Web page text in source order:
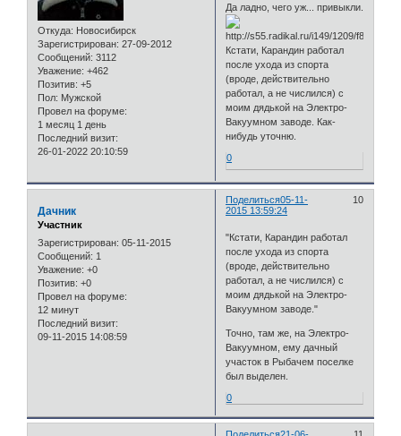
Откуда: Новосибирск
Зарегистрирован: 27-09-2012
Сообщений: 3112
Уважение: +462
Позитив: +5
Пол: Мужской
Провел на форуме:
1 месяц 1 день
Последний визит:
26-01-2022 20:10:59
Да ладно, чего уж... привыкли.
Кстати, Карандин работал
после ухода из спорта
(вроде, действительно
работал, а не числился) с
моим дядькой на Электро-
Вакуумном заводе. Как-
нибудь уточню.
0
Поделиться 10
05-11-
2015 13:59:24
Дачник
Участник
Зарегистрирован: 05-11-2015
Сообщений: 1
Уважение: +0
Позитив: +0
Провел на форуме:
12 минут
Последний визит:
09-11-2015 14:08:59
"Кстати, Карандин работал
после ухода из спорта
(вроде, действительно
работал, а не числился) с
моим дядькой на Электро-
Вакуумном заводе."
Точно, там же, на Электро-
Вакуумном, ему дачный
участок в Рыбачем поселке
был выделен.
0
Поделиться 11
21-06-